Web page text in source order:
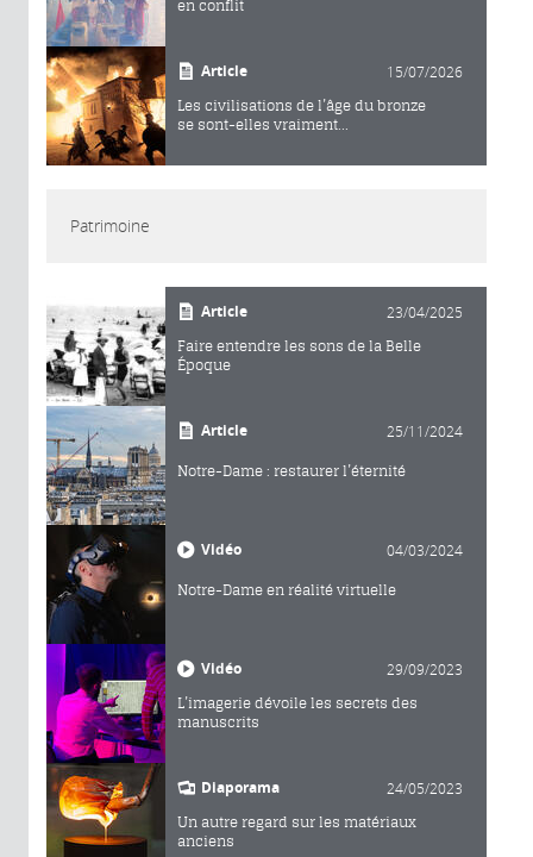
en conflit
Article 15/07/2026
Les civilisations de l’âge du bronze
se sont-elles vraiment...
Patrimoine
Article 23/04/2025
Faire entendre les sons de la Belle
Époque
Article 25/11/2024
Notre-Dame : restaurer l’éternité
Vidéo 04/03/2024
Notre-Dame en réalité virtuelle
Vidéo 29/09/2023
L’imagerie dévoile les secrets des
manuscrits
Diaporama 24/05/2023
Un autre regard sur les matériaux
anciens